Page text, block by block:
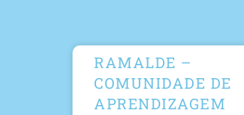
RAMALDE –
COMUNIDADE DE
APRENDIZAGEM